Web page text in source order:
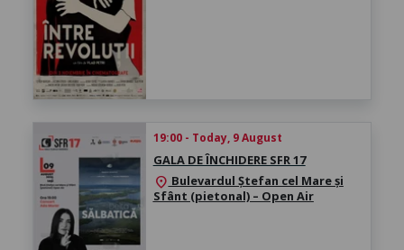
19:00 - Today, 9 August
GALA DE ÎNCHIDERE SFR 17
location_on Bulevardul Ștefan cel Mare și
Sfânt (pietonal) – Open Air